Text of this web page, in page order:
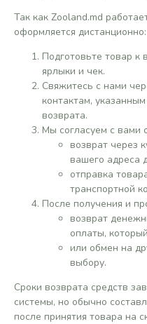
Так как Zooland.md
оформляется дистанционно:
Подготовьте товар к
ярлыки и чек.
Свяжитесь с нами
контактам,
возврата.
Мы согласуем с вами
возврат через
вашего адреса
отправка
транспортной
После получения и
возврат
оплаты,
или обмен на
выбору.
Сроки возврата средств
системы, но обычно
после принятия товара на